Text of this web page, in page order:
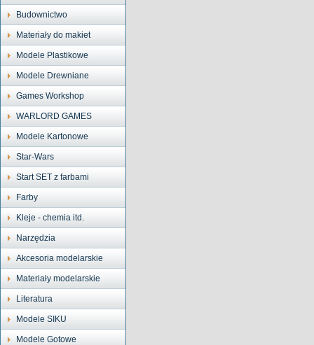
Budownictwo
Materiały do makiet
Modele Plastikowe
Modele Drewniane
Games Workshop
WARLORD GAMES
Modele Kartonowe
Star-Wars
Start SET z farbami
Farby
Kleje - chemia itd.
Narzędzia
Akcesoria modelarskie
Materiały modelarskie
Literatura
Modele SIKU
Modele Gotowe